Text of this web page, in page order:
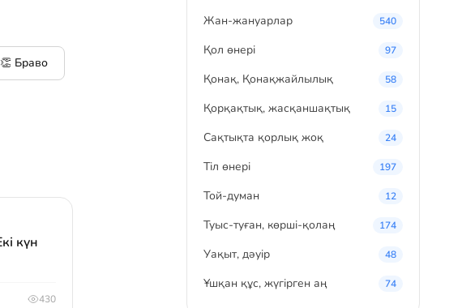
👏 Браво
күн
430
Жан-жануарлар 540
Қол өнері 97
Қонақ, Қонақжайлылық 58
Қорқақтық, жасқаншақтық 15
Сақтықта қорлық жоқ 24
Тіл өнері 197
Той-думан 12
Туыс-туған, көрші-қолаң 174
Уақыт, дәуір 48
Ұшқан құс, жүгірген аң 74